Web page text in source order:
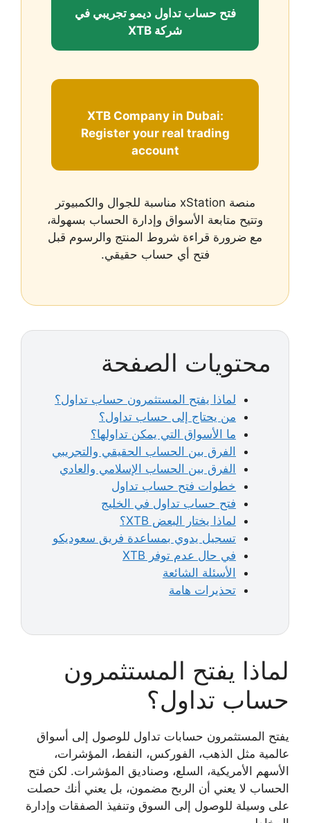
فتح حساب تداول ديمو تجريبي في
شركة XTB
XTB Company in Dubai:
Register your real trading
account
منصة xStation مناسبة للجوال والكمبيوتر
وتتيح متابعة الأسواق وإدارة الحساب بسهولة،
مع ضرورة قراءة شروط المنتج والرسوم قبل
فتح أي حساب حقيقي.
محتويات الصفحة
لماذا يفتح المستثمرون حساب تداول؟
من يحتاج إلى حساب تداول؟
ما الأسواق التي يمكن تداولها؟
الفرق بين الحساب الحقيقي والتجريبي
الفرق بين الحساب الإسلامي والعادي
خطوات فتح حساب تداول
فتح حساب تداول في الخليج
لماذا يختار البعض XTB؟
تسجيل يدوي بمساعدة فريق سعوديكو
في حال عدم توفر XTB
الأسئلة الشائعة
تحذيرات هامة
لماذا يفتح المستثمرون
حساب تداول؟
يفتح المستثمرون حسابات تداول للوصول إلى أسواق
عالمية مثل الذهب، الفوركس، النفط، المؤشرات،
الأسهم الأمريكية، السلع، وصناديق المؤشرات. لكن فتح
الحساب لا يعني أن الربح مضمون، بل يعني أنك حصلت
على وسيلة للوصول إلى السوق وتنفيذ الصفقات وإدارة